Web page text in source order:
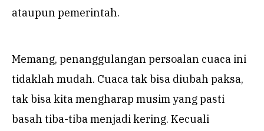
ataupun pemerintah.
Memang, penanggulangan persoalan cuaca ini
tidaklah mudah. Cuaca tak bisa diubah paksa,
tak bisa kita mengharap musim yang pasti
basah tiba-tiba menjadi kering. Kecuali